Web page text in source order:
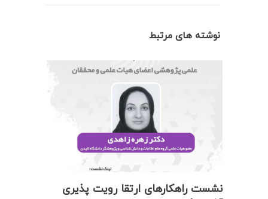
نوشته های مرتبط
نشست راهکارهای ارتقا رویت پذیری